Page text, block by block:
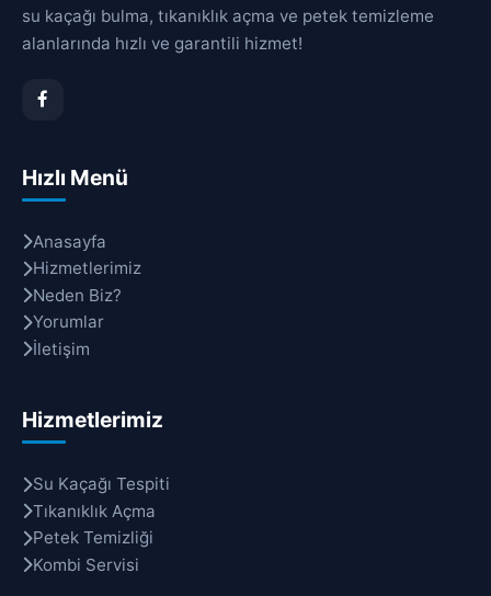
su kaçağı bulma, tıkanıklık açma ve petek temizleme
alanlarında hızlı ve garantili hizmet!
Hızlı Menü
Anasayfa
Hizmetlerimiz
Neden Biz?
Yorumlar
İletişim
Hizmetlerimiz
Su Kaçağı Tespiti
Tıkanıklık Açma
Petek Temizliği
Kombi Servisi